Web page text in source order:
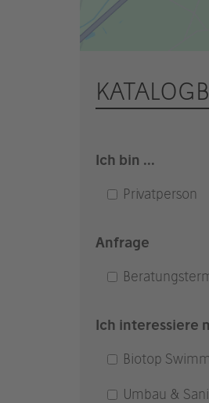
Ich bin ...
Privatperson
Anfrage
Ich interessiere
Biotop
Umbau &